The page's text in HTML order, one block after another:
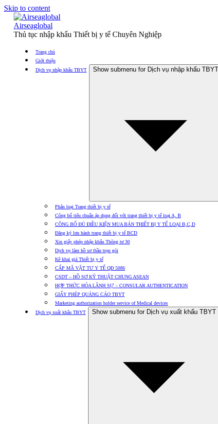
Skip to content
Airseaglobal
Thủ tục nhập khẩu Thiết bị y tế Chuyên Nghiệp
Trang chủ
Giới thiệu
Dịch vụ nhập khẩu TBYT
Show submenu for Dịch vụ nhập khẩu TBYT
Phân loại Trang thiết bị y tế
Công bố tiêu chuẩn áp dụng đối với trang thiết bị y tế loại A, B
CÔNG BỐ ĐỦ ĐIỀU KIỆN MUA BÁN THIẾT BỊ Y TẾ LOẠI B,C,D
Đăng ký lưu hành trang thiết bị y tế BCD
Xin giấy phép nhập khẩu Thông tư 30
Dịch vụ làm hồ sơ thầu trọn gói
Kê khai giá Thiết bị y tế
CẤP MÃ VẬT TƯ Y TẾ QĐ 5086
CSDT – HỒ SƠ KỸ THUẬT CHUNG ASEAN
HỢP THỨC HÓA LÃNH SỰ – CONSULAR AUTHENTICATION
GIẤY PHÉP QUẢNG CÁO TBYT
Marketing authorization holder service of Medical devices
Dịch vụ xuất khẩu TBYT
Show submenu for Dịch vụ xuất khẩu TBYT